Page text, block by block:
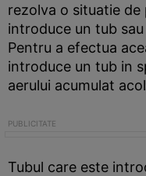
rezolva o situatie
introduce un tub
Pentru a efectua
introduce un tub in
aerului acumulat
Tubul care este